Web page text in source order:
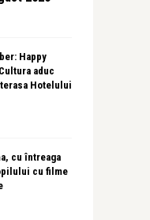
Happy
aduc
Hotelului
cu întreaga
cu filme